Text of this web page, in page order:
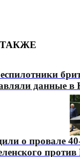
данные в
о провале
против